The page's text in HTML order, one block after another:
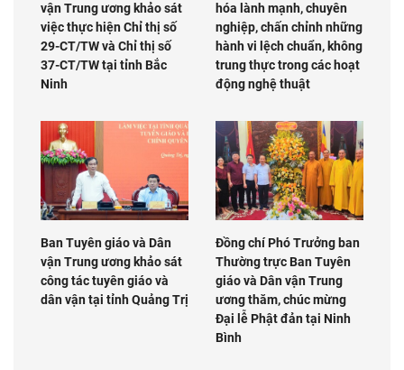
vận Trung ương khảo sát
việc thực hiện Chỉ thị số
29-CT/TW và Chỉ thị số
37-CT/TW tại tỉnh Bắc
Ninh
hóa lành mạnh, chuyên
nghiệp, chấn chỉnh những
hành vi lệch chuẩn, không
trung thực trong các hoạt
động nghệ thuật
Ban Tuyên giáo và Dân
vận Trung ương khảo sát
công tác tuyên giáo và
dân vận tại tỉnh Quảng Trị
Đồng chí Phó Trưởng ban
Thường trực Ban Tuyên
giáo và Dân vận Trung
ương thăm, chúc mừng
Đại lễ Phật đản tại Ninh
Bình